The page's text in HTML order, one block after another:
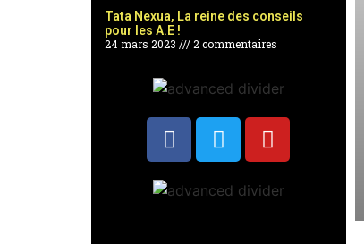
Tata Nexua, La reine des conseils
pour les A.E !
24 mars 2023
2 commentaires